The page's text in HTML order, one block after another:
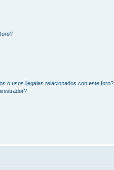
o usos ilegales relacionados con este foro?